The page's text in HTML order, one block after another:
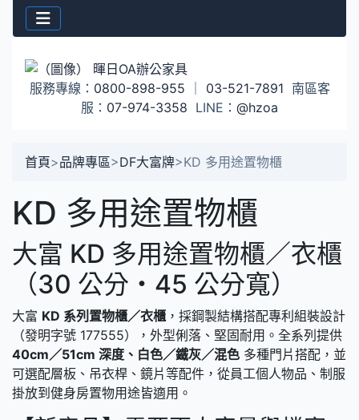
服務專線： 0800-898-955 03-521-7891 南區客
服： 07-974-3358 LINE： @hzoa
首頁>品牌專區>DF大富牌>KD 多用途置物櫃
KD 多用途置物櫃
大富 KD 多用途置物櫃／衣櫃
（30 公分・45 公分寬）
大富 KD 系列置物櫃／衣櫃 ，採鋼製結構搭配專利組裝設計
（發明字號 177555），外型俐落、堅固耐用。全系列提供
40cm／51cm 深度、白色／鐵灰／混色 多種門片搭配，並
可選配層板、吊衣桿、鏡片等配件，從員工個人物品、制服
掛放到健身房置物用途皆適用。